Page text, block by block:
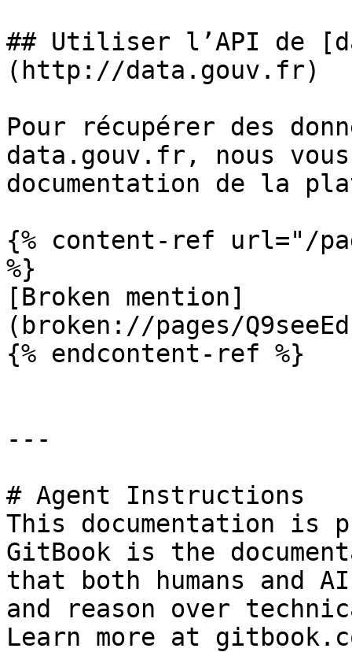
## Utiliser l’API de
(http://data.gouv.fr)
Pour récupérer des
data.gouv.fr, nous
documentation de la
{% content-ref url="/
%}
[Broken mention]
(broken://pages/
{% endcontent-ref %}
---
# Agent Instructions
This documentation is
GitBook is the
that both humans and
and reason over
Learn more at